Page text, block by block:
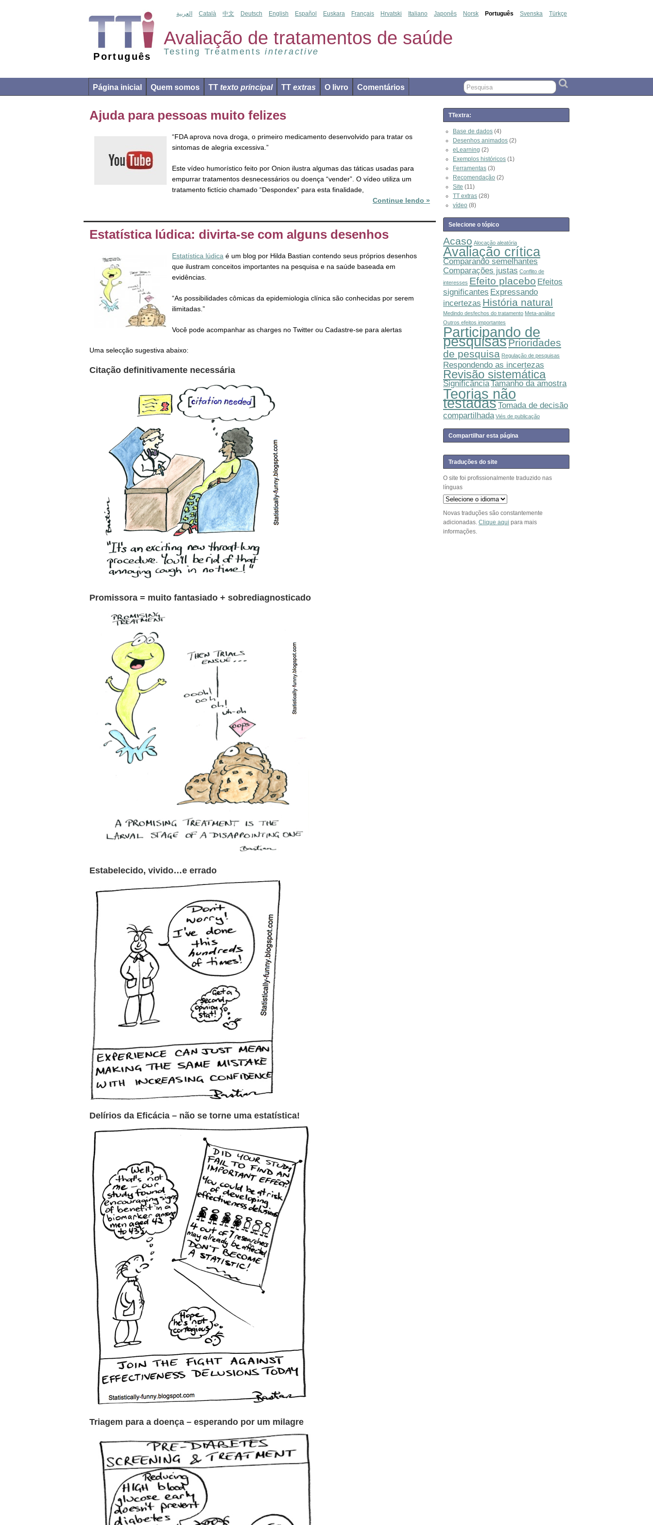
Português
Avaliação de tratamentos de saúde
Testing Treatmentsinteractive
العربية Català 中文 Deutsch English Español Euskara Français Hrvatski Italiano Japonês Norsk Português Svenska Türkçe
Página inicial Quem somos TT texto principal TT extras O livro Comentários
Ajuda para pessoas muito felizes
“FDA aprova nova droga, o primeiro medicamento desenvolvido para tratar os
sintomas de alegria excessiva.”
Este vídeo humorístico feito por Onion ilustra algumas das táticas usadas para
empurrar tratamentos desnecessários ou doença “vender”. O vídeo utiliza um
tratamento fictício chamado “Despondex” para esta finalidade,
Continue lendo »
Estatística lúdica: divirta-se com alguns desenhos
Estatística lúdica é um blog por Hilda Bastian contendo seus próprios desenhos
que ilustram conceitos importantes na pesquisa e na saúde baseada em
evidências.
“As possibilidades cômicas da epidemiologia clínica são conhecidas por serem
ilimitadas.”
Você pode acompanhar as charges no Twitter ou Cadastre-se para alertas
Uma selecção sugestiva abaixo:
Citação definitivamente necessária
Promissora = muito fantasiado + sobrediagnosticado
Estabelecido, vivido…e errado
Delírios da Eficácia – não se torne uma estatística!
Triagem para a doença – esperando por um milagre
TTextra:
Base de dados (4)
Desenhos animados (2)
eLearning (2)
Exemplos históricos (1)
Ferramentas (3)
Recomendação (2)
Site (11)
TT extras (28)
vídeo (8)
Selecione o tópico
Acaso Alocação aleatória
Avaliação crítica
Comparando semelhantes
Comparações justas Conflito de
interesses Efeito placebo Efeitos
significantes Expressando
incertezas História natural
Medindo desfechos do tratamento Meta-análise
Outros efeitos importantes
Participando de
pesquisasPrioridades
de pesquisa Regulação de pesquisas
Respondendo as incertezas
Revisão sistemática
SignificânciaTamanho da amostra
Teorias não
testadasTomada de decisão
compartilhada Viés de publicação
Compartilhar esta página
Traduções do site
O site foi profissionalmente traduzido nas
línguas
Novas traduções são constantemente
adicionadas. Clique aqui para mais
informações.